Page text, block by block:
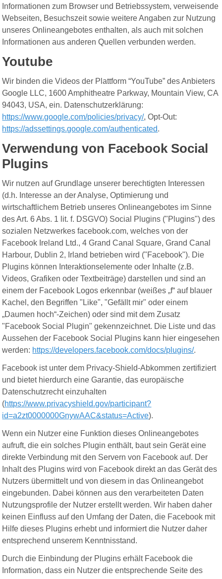
Informationen zum Browser und Betriebssystem, verweisende
Webseiten, Besuchszeit sowie weitere Angaben zur Nutzung
unseres Onlineangebotes enthalten, als auch mit solchen
Informationen aus anderen Quellen verbunden werden.
Youtube
Wir binden die Videos der Plattform “YouTube” des Anbieters
Google LLC, 1600 Amphitheatre Parkway, Mountain View, CA
94043, USA, ein. Datenschutzerklärung:
https://www.google.com/policies/privacy/, Opt-Out:
https://adssettings.google.com/authenticated.
Verwendung von Facebook Social
Plugins
Wir nutzen auf Grundlage unserer berechtigten Interessen
(d.h. Interesse an der Analyse, Optimierung und
wirtschaftlichem Betrieb unseres Onlineangebotes im Sinne
des Art. 6 Abs. 1 lit. f. DSGVO) Social Plugins ("Plugins") des
sozialen Netzwerkes facebook.com, welches von der
Facebook Ireland Ltd., 4 Grand Canal Square, Grand Canal
Harbour, Dublin 2, Irland betrieben wird ("Facebook"). Die
Plugins können Interaktionselemente oder Inhalte (z.B.
Videos, Grafiken oder Textbeiträge) darstellen und sind an
einem der Facebook Logos erkennbar (weißes „f“ auf blauer
Kachel, den Begriffen "Like", "Gefällt mir" oder einem
„Daumen hoch“-Zeichen) oder sind mit dem Zusatz
"Facebook Social Plugin" gekennzeichnet. Die Liste und das
Aussehen der Facebook Social Plugins kann hier eingesehen
werden: https://developers.facebook.com/docs/plugins/.
Facebook ist unter dem Privacy-Shield-Abkommen zertifiziert
und bietet hierdurch eine Garantie, das europäische
Datenschutzrecht einzuhalten
(https://www.privacyshield.gov/participant?
id=a2zt0000000GnywAAC&status=Active).
Wenn ein Nutzer eine Funktion dieses Onlineangebotes
aufruft, die ein solches Plugin enthält, baut sein Gerät eine
direkte Verbindung mit den Servern von Facebook auf. Der
Inhalt des Plugins wird von Facebook direkt an das Gerät des
Nutzers übermittelt und von diesem in das Onlineangebot
eingebunden. Dabei können aus den verarbeiteten Daten
Nutzungsprofile der Nutzer erstellt werden. Wir haben daher
keinen Einfluss auf den Umfang der Daten, die Facebook mit
Hilfe dieses Plugins erhebt und informiert die Nutzer daher
entsprechend unserem Kenntnisstand.
Durch die Einbindung der Plugins erhält Facebook die
Information, dass ein Nutzer die entsprechende Seite des